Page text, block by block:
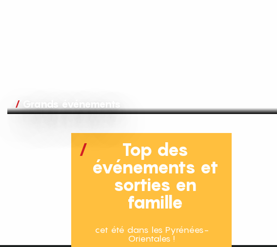
Grands événements
Top des
événements et
sorties en
famille
cet été dans les Pyrénées-
Orientales !